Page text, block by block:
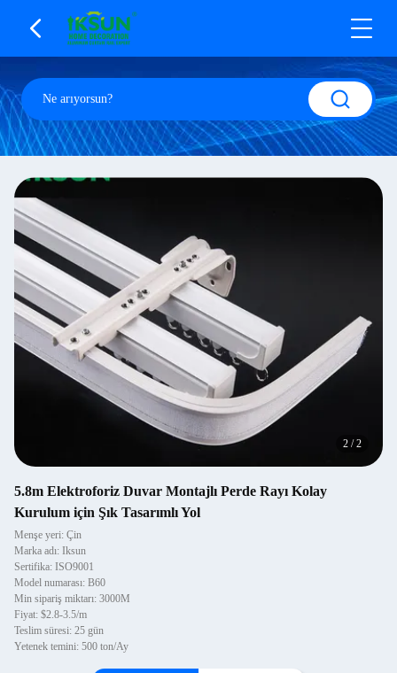
2 /2
5.8m Elektroforiz Duvar Montajlı Perde Rayı Kolay
Kurulum için Şık Tasarımlı Yol
Menşe yeri: Çin
Marka adı: Iksun
Sertifika: ISO9001
Model numarası: B60
Min sipariş miktarı: 3000M
Fiyat: $2.8-3.5/m
Teslim süresi: 25 gün
Yetenek temini: 500 ton/Ay